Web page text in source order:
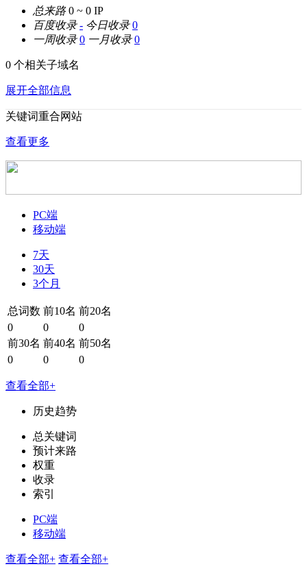
总来路 0 ~ 0 IP
百度收录 - 今日收录 0
一周收录 0 一月收录 0
0 个相关子域名
展开全部信息
关键词重合网站
查看更多
PC端
移动端
7天
30天
3个月
总词数 前10名 前20名
0
0
0
前30名 前40名 前50名
0
0 0
查看全部+
历史趋势
总关键词
预计来路
权重
收录
索引
PC端
移动端
查看全部+ 查看全部+